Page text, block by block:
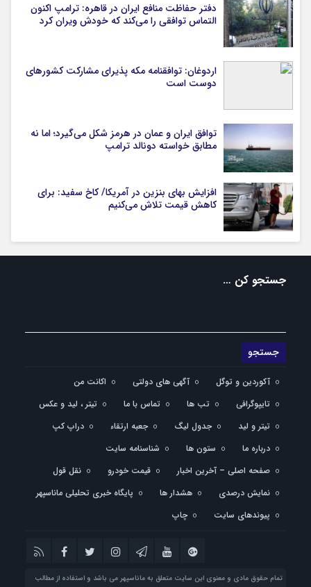
دفتر حفاظت منافع ایران در قاهره: ترامپ اکنون
التماس توافقی را می‌کند که خودش ویران کرد
اردوغان: توافقنامه مکه پذیرای مشارکت کشورهای
دوست است
توافق ایران و عمان در هرمز شکل می‌گیرد؛ اما نه
مطابق خواسته دونالد ترامپ
افزایش بهای بنزین در آمریکا/ کاخ سفید: برای
کاهش قیمت تلاش می‌کنیم
جستجو کن …
آکوردین و توگل آگهی های دولتی
اکانت من
تایپوگرافی
تب ها تماس با ما
تیتر ، لید و عکس
تیتر و لید
جدول لیگ جعبه ارتقاء
دراپ کپ
درباره ما
ستون ها
شناسنامه سایت
صفحه اصلی – آخرین اخبار
قیمت خودرو
نقل قول
نمایش درصدی
هشدار ها
پایگاه خبری تحلیلی ماناسپهر
پیوندهای سایت
چاپ
تمام حقوق مادی و معنوی این سایت متعلق به ماناسپهر می باشد و استفاده از مطالب